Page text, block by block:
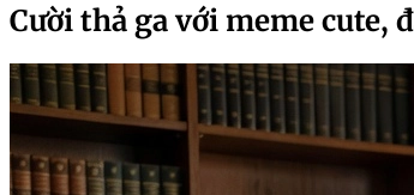
Cười thả ga với meme cute,